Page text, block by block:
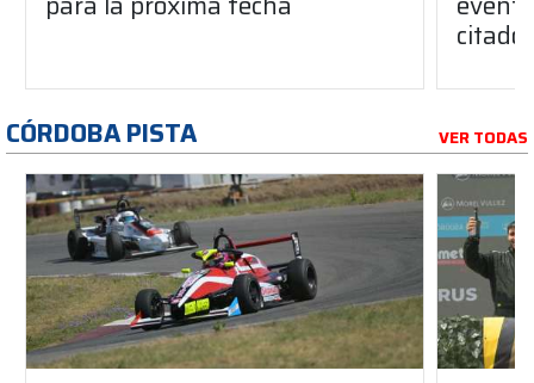
citado
CÓRDOBA PISTA VER TODAS